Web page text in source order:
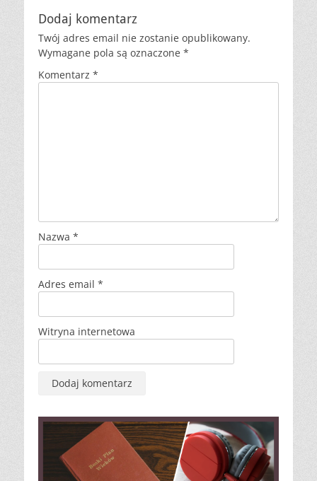
Dodaj komentarz
Twój adres email nie zostanie opublikowany.
Wymagane pola są oznaczone *
Komentarz *
Nazwa *
Adres email *
Witryna internetowa